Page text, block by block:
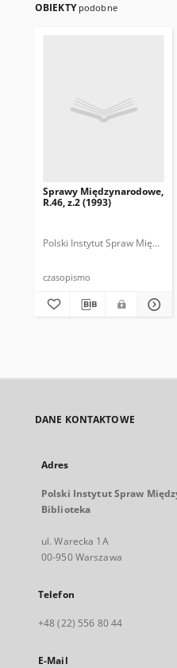
OBIEKTY podobne
Sprawy Międzynarodowe,
R.46, z.2 (1993)
Polski Instytut Spraw
czasopismo
DANE KONTAKTOWE
Adres
Polski Instytut Spraw
Biblioteka
ul. Warecka 1A
00-950 Warszawa
Telefon
+48 (22) 556 80 44
E-Mail